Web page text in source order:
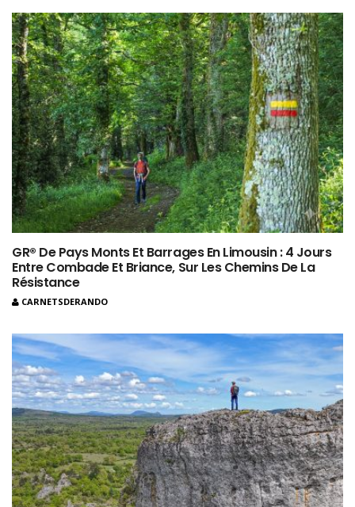
GR® De Pays Monts Et Barrages En Limousin : 4 Jours
Entre Combade Et Briance, Sur Les Chemins De La
Résistance
CARNETSDERANDO